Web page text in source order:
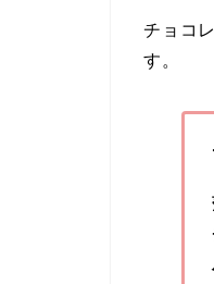
チョコ
す。